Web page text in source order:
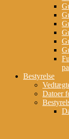
Bestyrelse
Datoer